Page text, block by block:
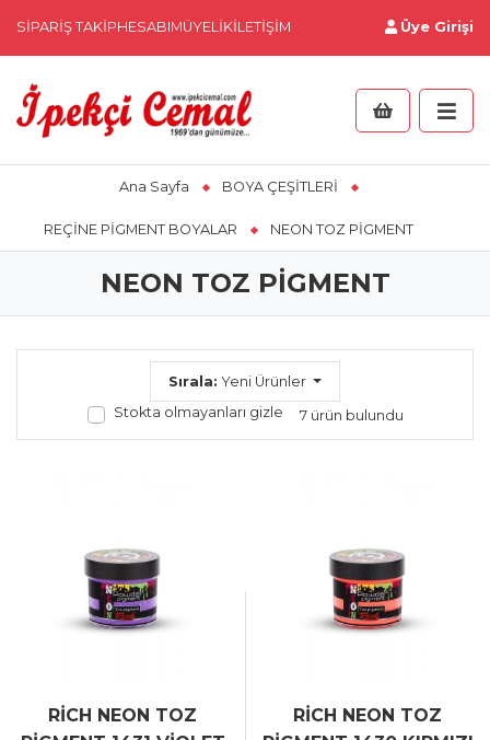
SIPARIŞ TAKIPHESABIMÜYELIKİLETIŞIM Üye Girişi
Ana Sayfa BOYA ÇEŞİTLERİ
REÇİNE PİGMENT BOYALAR NEON TOZ PİGMENT
NEON TOZ PİGMENT
Sırala: Yeni Ürünler
Stokta olmayanları gizle
7 ürün bulundu
RİCH NEON TOZ
RİCH NEON TOZ